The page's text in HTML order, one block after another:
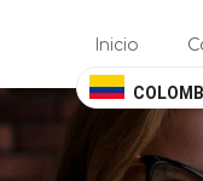
Inicio